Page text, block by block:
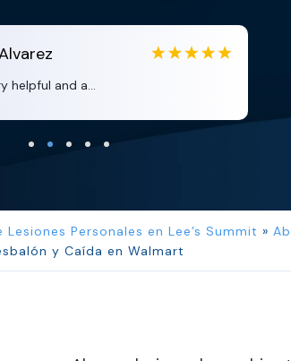
helpful and a...
Personales en Lee’s Summit »
y Caída en Walmart